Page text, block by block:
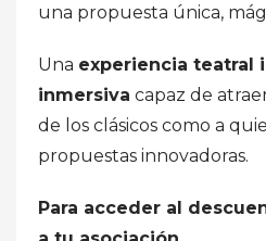
una propuesta única,
Una experiencia teatral
inmersiva capaz de
de los clásicos como a
propuestas innovadoras.
Para acceder al